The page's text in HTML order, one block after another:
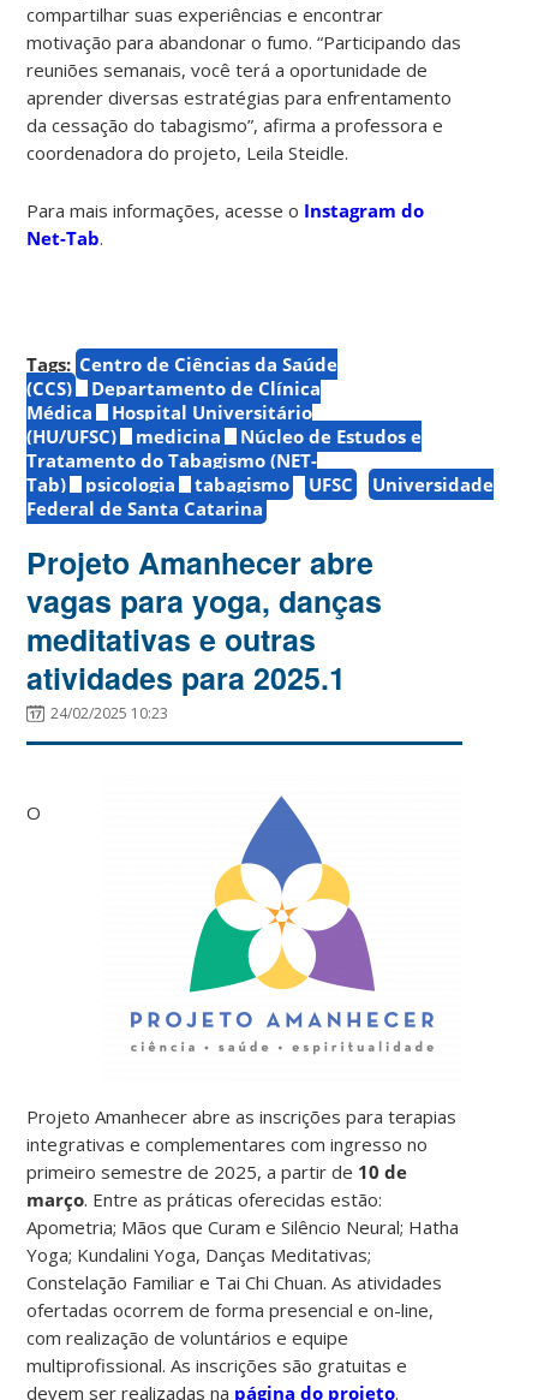
compartilhar suas experiências e encontrar
motivação para abandonar o fumo. “Participando das
reuniões semanais, você terá a oportunidade de
aprender diversas estratégias para enfrentamento
da cessação do tabagismo”, afirma a professora e
coordenadora do projeto, Leila Steidle.
Para mais informações, acesse o Instagram do
Net-Tab.
Tags: Centro de Ciências da Saúde
(CCS)
Departamento de Clínica
Médica
Hospital Universitário
(HU/UFSC)
medicina
Núcleo de Estudos e
Tratamento do Tabagismo (NET-
Tab)
psicologia tabagismo UFSC
Universidade
Federal de Santa Catarina
Projeto Amanhecer abre
vagas para yoga, danças
meditativas e outras
atividades para 2025.1
24/02/2025 10:23
O
Projeto Amanhecer abre as inscrições para terapias
integrativas e complementares com ingresso no
primeiro semestre de 2025, a partir de 10 de
março. Entre as práticas oferecidas estão:
Apometria; Mãos que Curam e Silêncio Neural; Hatha
Yoga; Kundalini Yoga, Danças Meditativas;
Constelação Familiar e Tai Chi Chuan. As atividades
ofertadas ocorrem de forma presencial e on-line,
com realização de voluntários e equipe
multiprofissional. As inscrições são gratuitas e
devem ser realizadas na página do projeto.